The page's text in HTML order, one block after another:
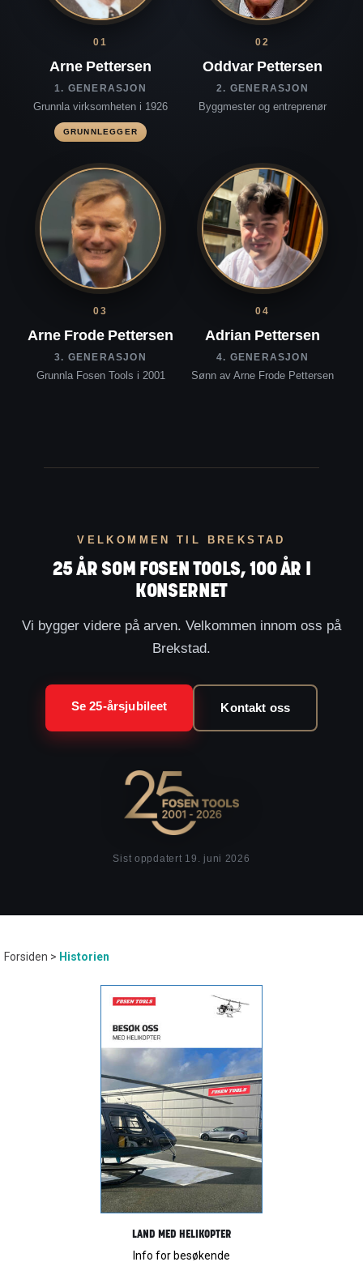
01
Arne Pettersen
1. GENERASJON
Grunnla virksomheten i 1926
GRUNNLEGGER
02
Oddvar Pettersen
2. GENERASJON
Byggmester og entreprenør
03
Arne Frode Pettersen
3. GENERASJON
Grunnla Fosen Tools i 2001
04
Adrian Pettersen
4. GENERASJON
Sønn av Arne Frode Pettersen
VELKOMMEN TIL BREKSTAD
25 ÅR SOM FOSEN TOOLS, 100 ÅR I
KONSERNET
Vi bygger videre på arven. Velkommen innom oss på
Brekstad.
Se 25-årsjubileet Kontakt oss
Sist oppdatert 19. juni 2026
Forsiden> Historien
LAND MED HELIKOPTER
Info for besøkende